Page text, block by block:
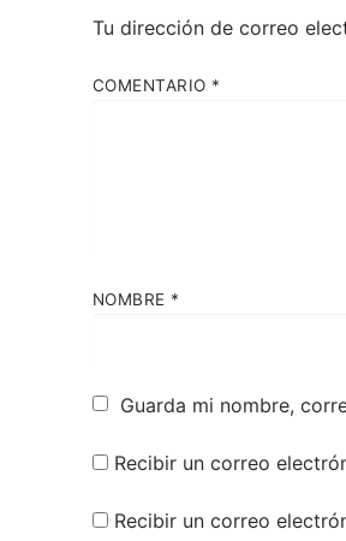
Tu dirección de correo
COMENTARIO *
NOMBRE *
Guarda mi nombre,
Recibir un correo
Recibir un correo